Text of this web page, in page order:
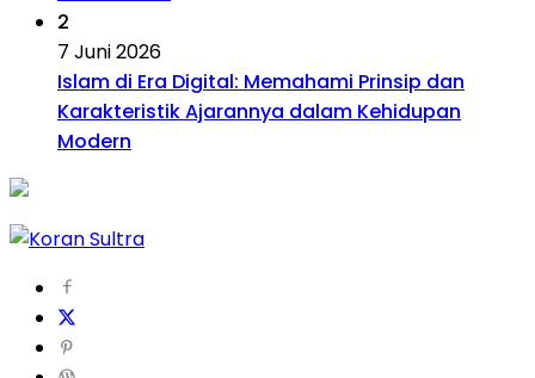
2
7 Juni 2026
Islam di Era Digital: Memahami Prinsip dan
Karakteristik Ajarannya dalam Kehidupan
Modern